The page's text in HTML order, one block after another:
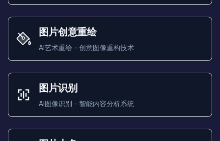
图片创意重绘
AI艺术重绘 - 创意图像重构技术
图片识别
AI图像识别 - 智能内容分析系统